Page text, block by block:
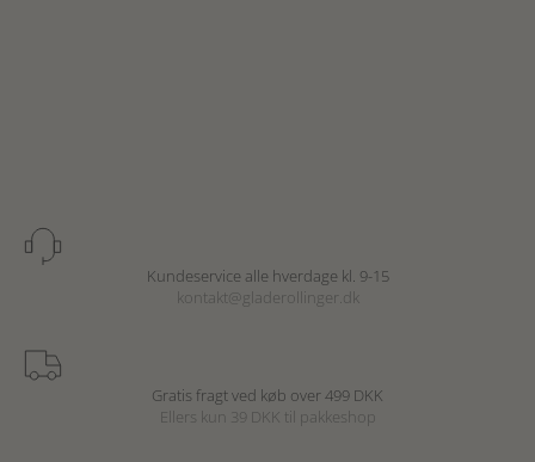
Kundeservice alle hverdage kl. 9-15
kontakt@gladerollinger.dk
Gratis fragt ved køb over 499 DKK
Ellers kun 39 DKK til pakkeshop